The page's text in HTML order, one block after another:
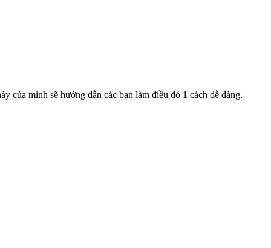
của mình sẽ hướng dẫn các bạn làm điều đó 1 cách dễ dàng.